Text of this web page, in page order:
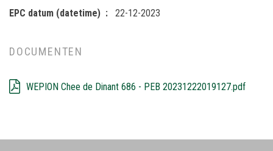
EPC datum (datetime)
22-12-2023
DOCUMENTEN
WEPION Chee de Dinant 686 - PEB 20231222019127.pdf